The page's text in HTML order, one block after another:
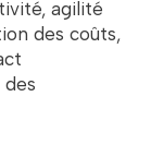
agilité
des coûts,